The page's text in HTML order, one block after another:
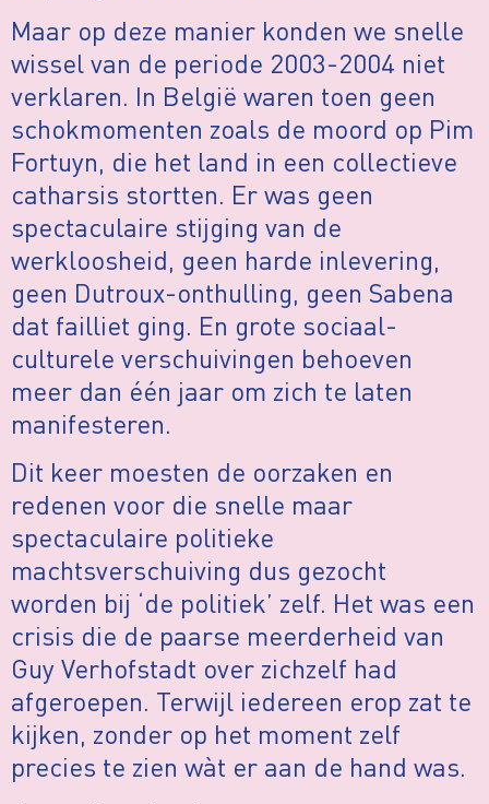
Maar op deze manier konden we snelle
wissel van de periode 2003-2004 niet
verklaren. In België waren toen geen
schokmomenten zoals de moord op Pim
Fortuyn, die het land in een collectieve
catharsis stortten. Er was geen
spectaculaire stijging van de
werkloosheid, geen harde inlevering,
geen Dutroux-onthulling, geen Sabena
dat failliet ging. En grote sociaal-
culturele verschuivingen behoeven
meer dan één jaar om zich te laten
manifesteren.
Dit keer moesten de oorzaken en
redenen voor die snelle maar
spectaculaire politieke
machtsverschuiving dus gezocht
worden bij ‘de politiek’ zelf. Het was een
crisis die de paarse meerderheid van
Guy Verhofstadt over zichzelf had
afgeroepen. Terwijl iedereen erop zat te
kijken, zonder op het moment zelf
precies te zien wàt er aan de hand was.